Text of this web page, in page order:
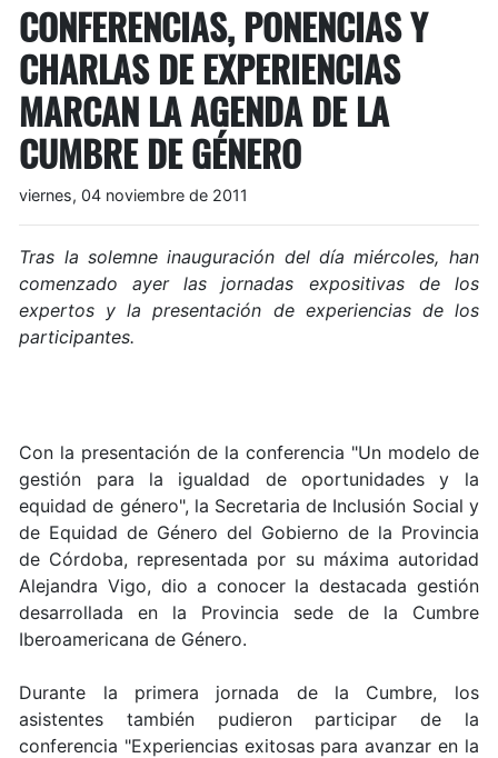
CONFERENCIAS, PONENCIAS Y
CHARLAS DE EXPERIENCIAS
MARCAN LA AGENDA DE LA
CUMBRE DE GÉNERO
viernes, 04 noviembre de 2011
Tras la solemne inauguración del día miércoles, han
comenzado ayer las jornadas expositivas de los
expertos y la presentación de experiencias de los
participantes.
Con la presentación de la conferencia "Un modelo de
gestión para la igualdad de oportunidades y la
equidad de género", la Secretaria de Inclusión Social y
de Equidad de Género del Gobierno de la Provincia
de Córdoba, representada por su máxima autoridad
Alejandra Vigo, dio a conocer la destacada gestión
desarrollada en la Provincia sede de la Cumbre
Iberoamericana de Género.
Durante la primera jornada de la Cumbre, los
asistentes también pudieron participar de la
conferencia "Experiencias exitosas para avanzar en la